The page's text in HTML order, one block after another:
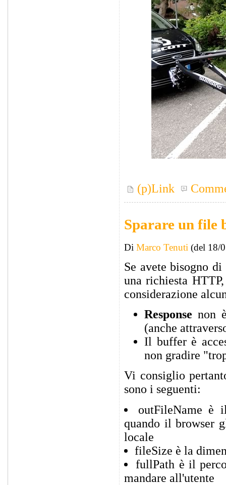
(p)Link
Sparare un file
Di Marco Tenuti (del 18/
Se avete bisogno
una richiesta
considerazione
Response non
(anche
Il buffer è
non gradire
Vi consiglio
sono i seguenti:
outFileName è
quando il browser
locale
fileSize è la
fullPath è il
mandare all'utente